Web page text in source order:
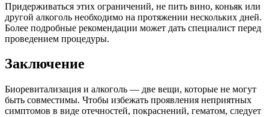
Придерживаться этих ограничений, не пить вино, коньяк или
другой алкоголь необходимо на протяжении нескольких дней.
Более подробные рекомендации может дать специалист перед
проведением процедуры.
Заключение
Биоревитализация и алкоголь — две вещи, которые не могут
быть совместимы. Чтобы избежать проявления неприятных
симптомов в виде отечностей, покраснений, гематом, следует